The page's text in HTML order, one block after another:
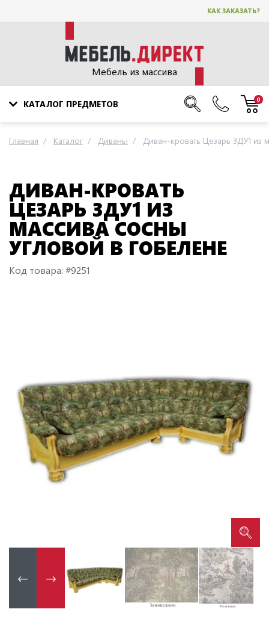
КАК ЗАКАЗАТЬ?
Мебель из массива
КАТАЛОГ ПРЕДМЕТОВ 0
Главная Каталог Диваны Диван-кровать Цезарь 3ДУ1 из
ДИВАН-КРОВАТЬ
ЦЕЗАРЬ 3ДУ1 ИЗ
МАССИВА СОСНЫ
УГЛОВОЙ В ГОБЕЛЕНЕ
Код товара: #9251